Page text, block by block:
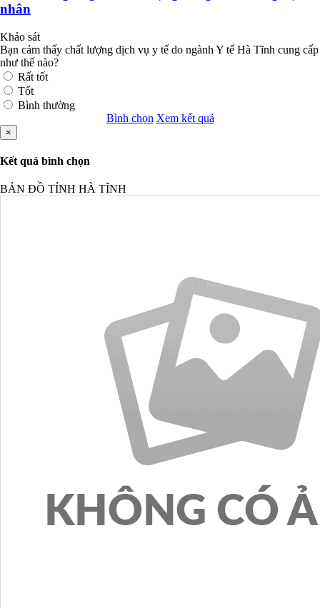
nhân
Khảo sát
Bạn cảm thấy chất lượng dịch vụ y tế do ngành Y tế Hà Tĩnh cung cấp
như thế nào?
Rất tốt
Tốt
Bình thường
Bình chọn Xem kết quả
×
Kết quả bình chọn
BẢN ĐỒ TỈNH HÀ TĨNH